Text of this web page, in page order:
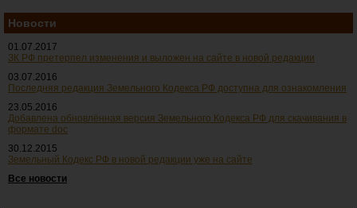
Новости
01.07.2017
ЗК РФ претерпел изменения и выложен на сайте в новой редакции
03.07.2016
Последняя редакция Земельного Кодекса РФ доступна для ознакомления
23.05.2016
Добавлена обновлённая версия Земельного Кодекса РФ для скачивания в
формате doc
30.12.2015
Земельный Кодекс РФ в новой редакции уже на сайте
Все новости